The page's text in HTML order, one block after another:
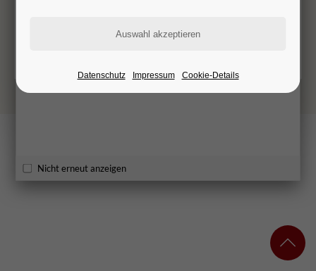
Nicht erneut anzeigen
Datenschutz Impressum Cookie-Details